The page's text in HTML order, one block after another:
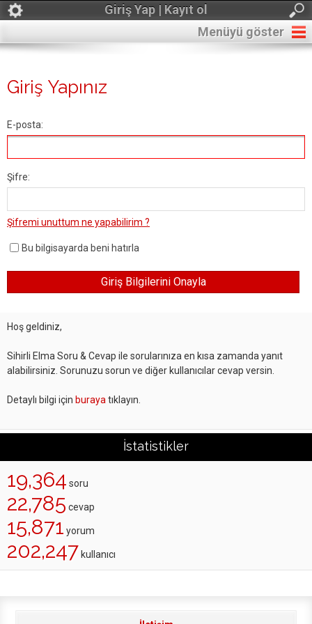
Giriş Yap | Kayıt ol
Menüyü göster
Giriş Yapınız
E-posta:
Şifre:
Şifremi unuttum ne yapabilirim ?
Bu bilgisayarda beni hatırla
Hoş geldiniz,
Sihirli Elma Soru & Cevap ile sorularınıza en kısa zamanda yanıt
alabilirsiniz. Sorunuzu sorun ve diğer kullanıcılar cevap versin.
Detaylı bilgi için buraya tıklayın.
İstatistikler
19,364 soru
22,785 cevap
15,871 yorum
202,247 kullanıcı